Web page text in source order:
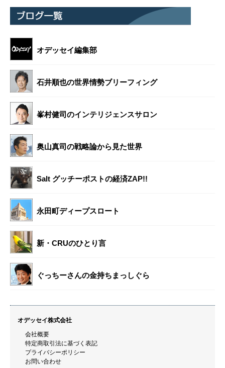
オデッセイ編集部
石井順也の世界情勢ブリーフィング
峯村健司のインテリジェンスサロン
奥山真司の戦略論から見た世界
Salt グッチーポストの経済ZAP!!
永田町ディープスロート
新・CRUのひとり言
ぐっちーさんの金持ちまっしぐら
オデッセイ株式会社
会社概要
特定商取引法に基づく表記
プライバシーポリシー
お問い合わせ